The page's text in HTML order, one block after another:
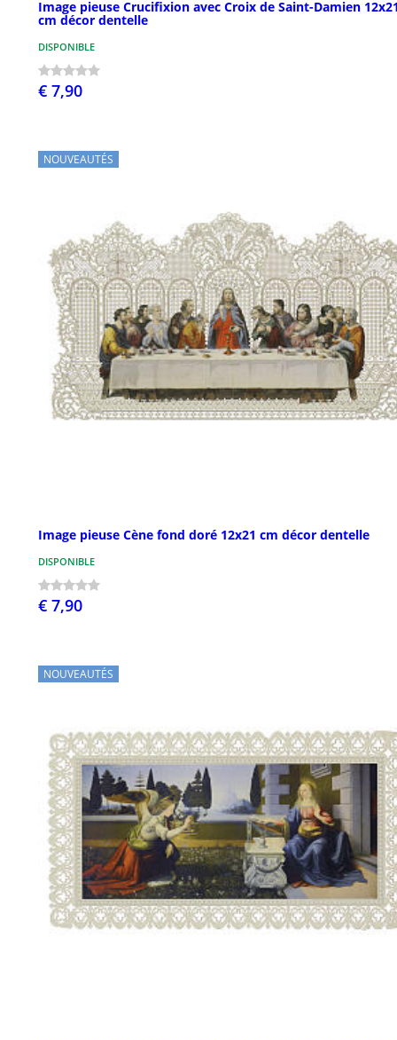
Image pieuse Crucifixion avec Croix de Saint-Damien
cm décor dentelle
DISPONIBLE
€ 7,90
NOUVEAUTÉS
Image pieuse Cène fond doré 12x21 cm décor dentelle
DISPONIBLE
€ 7,90
NOUVEAUTÉS